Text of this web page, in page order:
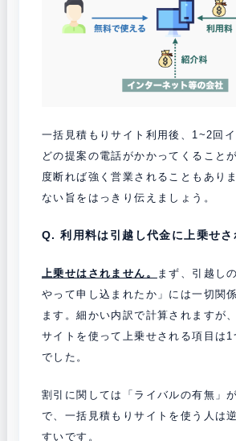
一括見積もりサイト利用後、1~2回
どの提案の電話がかかってくること
度断れば強く営業されることもあり
ない旨をはっきり伝えましょう。
Q. 利用料は引越し代金に上乗せさ
上乗せはされません。
まず、引越し
やって申し込まれたか」には一切関
ます。細かい内訳で計算されますが
サイトを使って上乗せされる項目は1
でした。
割引に関しては「ライバルの有無」
で、一括見積もりサイトを使う人は
すいです。